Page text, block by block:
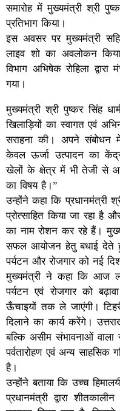
समारोह में मुख्यमंत्री श्री
प्रतिभाग किया।
इस अवसर पर मुख्यमंत्री
लाइव शो का अवलोकन
विभाग अभिषेक रोहिला
गया।
मुख्यमंत्री श्री पुष्कर सिंह
खिलाड़ियों का स्वागत एवं
सराहना की। अपने संबोधन
केवल ऊर्जा उत्पादन का
खेलों के क्षेत्र में भी तेजी से
का विषय है।”
उन्होंने कहा कि प्रधानमंत्री
प्रोत्साहित किया जा रहा
का नाम रोशन कर रहे हैं।
सफल आयोजन हेतु बधाई देते
पर्यटन और रोजगार को नई
मुख्यमंत्री ने कहा कि आज
पर्यटन एवं रोजगार को
ऊँचाइयों तक ले जाएंगी।
दिलाने का कार्य करेंगे।
बल्कि असीम संभावनाओं वाला
पर्वतारोहण एवं अन्य साहसिक
है।
उन्होंने बताया कि उच्च
प्रधानमंत्री द्वारा